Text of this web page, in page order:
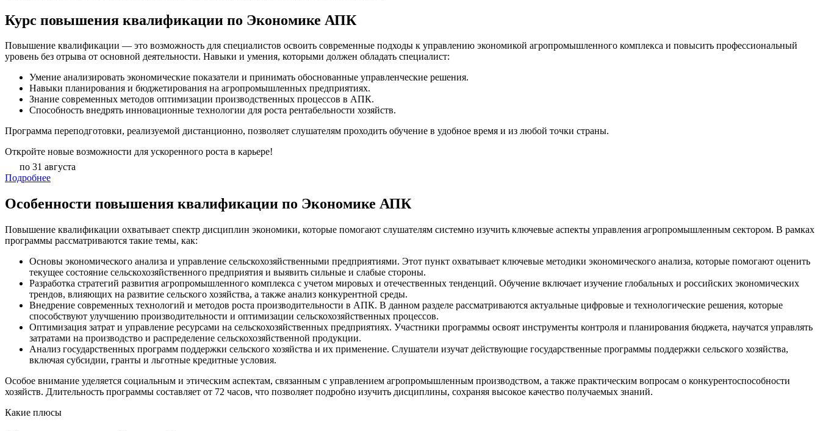
Курс повышения квалификации по Экономике АПК
Повышение квалификации — это возможность для специалистов освоить современные подходы к управлению экономикой агропромышленного комплекса и повысить профессиональный
уровень без отрыва от основной деятельности. Навыки и умения, которыми должен обладать специалист:
Умение анализировать экономические показатели и принимать обоснованные управленческие решения.
Навыки планирования и бюджетирования на агропромышленных предприятиях.
Знание современных методов оптимизации производственных процессов в АПК.
Способность внедрять инновационные технологии для роста рентабельности хозяйств.
Программа переподготовки, реализуемой дистанционно, позволяет слушателям проходить обучение в удобное время и из любой точки страны.
Откройте новые возможности для ускоренного роста в карьере!
по 31 августа
Подробнее
Особенности повышения квалификации по Экономике АПК
Повышение квалификации охватывает спектр дисциплин экономики, которые помогают слушателям системно изучить ключевые аспекты управления агропромышленным сектором. В рамках
программы рассматриваются такие темы, как:
Основы экономического анализа и управление сельскохозяйственными предприятиями. Этот пункт охватывает ключевые методики экономического анализа, которые помогают оценить
текущее состояние сельскохозяйственного предприятия и выявить сильные и слабые стороны.
Разработка стратегий развития агропромышленного комплекса с учетом мировых и отечественных тенденций. Обучение включает изучение глобальных и российских экономических
трендов, влияющих на развитие сельского хозяйства, а также анализ конкурентной среды.
Внедрение современных технологий и методов роста производительности в АПК. В данном разделе рассматриваются актуальные цифровые и технологические решения, которые
способствуют улучшению производительности и оптимизации сельскохозяйственных процессов.
Оптимизация затрат и управление ресурсами на сельскохозяйственных предприятиях. Участники программы освоят инструменты контроля и планирования бюджета, научатся управлять
затратами на производство и распределение сельскохозяйственной продукции.
Анализ государственных программ поддержки сельского хозяйства и их применение. Слушатели изучат действующие государственные программы поддержки сельского хозяйства,
включая субсидии, гранты и льготные кредитные условия.
Особое внимание уделяется социальным и этическим аспектам, связанным с управлением агропромышленным производством, а также практическим вопросам о конкурентоспособности
хозяйств. Длительность программы составляет от 72 часов, что позволяет подробно изучить дисциплины, сохраняя высокое качество получаемых знаний.
Какие плюсы